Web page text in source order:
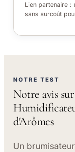
Lien partenaire :
sans surcoût
NOTRE TEST
Notre avis
d'Arômes
Un